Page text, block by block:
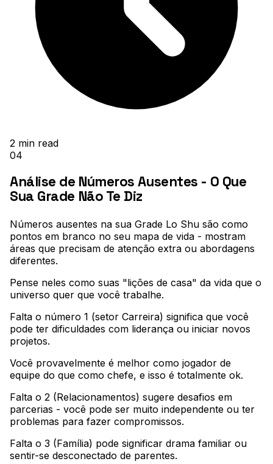
2 min read
04
Análise de Números Ausentes - O Que
Sua Grade Não Te Diz
Números ausentes na sua Grade Lo Shu são como
pontos em branco no seu mapa de vida - mostram
áreas que precisam de atenção extra ou abordagens
diferentes.
Pense neles como suas "lições de casa" da vida que o
universo quer que você trabalhe.
Falta o número 1 (setor Carreira) significa que você
pode ter dificuldades com liderança ou iniciar novos
projetos.
Você provavelmente é melhor como jogador de
equipe do que como chefe, e isso é totalmente ok.
Falta o 2 (Relacionamentos) sugere desafios em
parcerias - você pode ser muito independente ou ter
problemas para fazer compromissos.
Falta o 3 (Família) pode significar drama familiar ou
sentir-se desconectado de parentes.